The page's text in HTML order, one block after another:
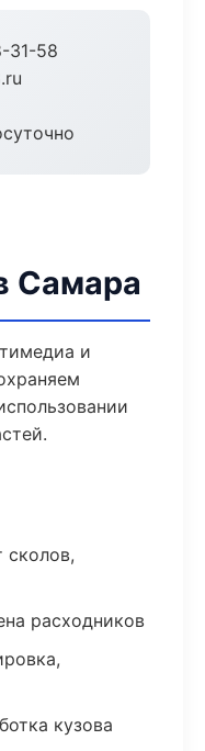
31-58
Самара
и
сколов,
расходников
кузова